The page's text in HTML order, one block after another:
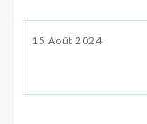
15 Août 2024